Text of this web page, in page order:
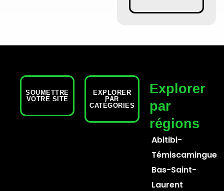
SOUMETTRE
VOTRE SITE
EXPLORER
PAR
CATÉGORIES
Explorer
par
régions
Abitibi-
Témiscamingue
Bas-Saint-
Laurent